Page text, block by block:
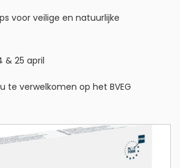
voor veilige en natuurlijke
& 25 april
te verwelkomen op het BVEG